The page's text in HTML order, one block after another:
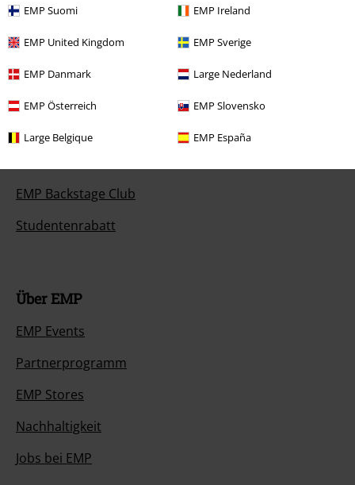
EMP Suomi EMP Ireland
EMP United Kingdom EMP Sverige
EMP Danmark Large Nederland
EMP Österreich EMP Slovensko
Large Belgique EMP España
Angebote für dich
Magazin
Gewinnspiele
EMP Backstage Club
Studentenrabatt
Über EMP
EMP Events
Partnerprogramm
EMP Stores
Nachhaltigkeit
Jobs bei EMP